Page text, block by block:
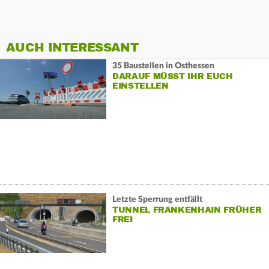
AUCH INTERESSANT
35 Baustellen in Osthessen
DARAUF MÜSST IHR EUCH
EINSTELLEN
Letzte Sperrung entfällt
TUNNEL FRANKENHAIN FRÜHER
FREI